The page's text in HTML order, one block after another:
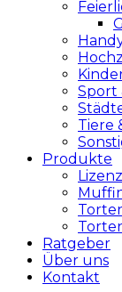
Sport
Tiere
Produkte
Ratgeber
Über uns
Kontakt